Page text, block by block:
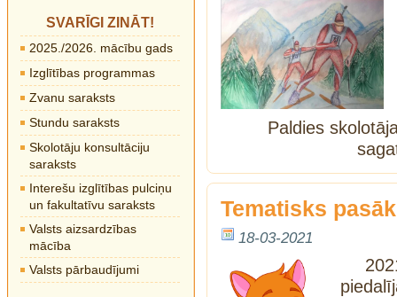
SVARĪGI ZINĀT!
2025./2026. mācību gads
Izglītības programmas
Zvanu saraksts
Stundu saraksts
Skolotāju konsultāciju
saraksts
Interešu izglītības pulciņu
un fakultatīvu saraksts
Valsts aizsardzības
mācība
Valsts pārbaudījumi
Paldies
Tematisks
18-03-2021